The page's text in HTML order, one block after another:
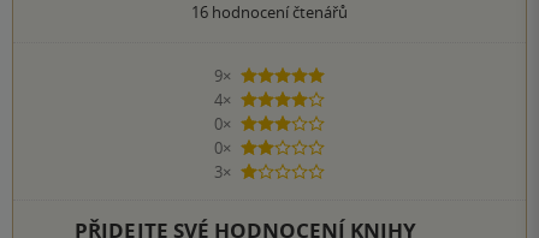
16 hodnocení čtenářů
9×
5 hvězdiček
4×
4 hvězdičky
0×
3 hvězdičky
0×
2 hvězdičky
3×
1 hvezdička
PŘIDEJTE SVÉ HODNOCENÍ KNIHY